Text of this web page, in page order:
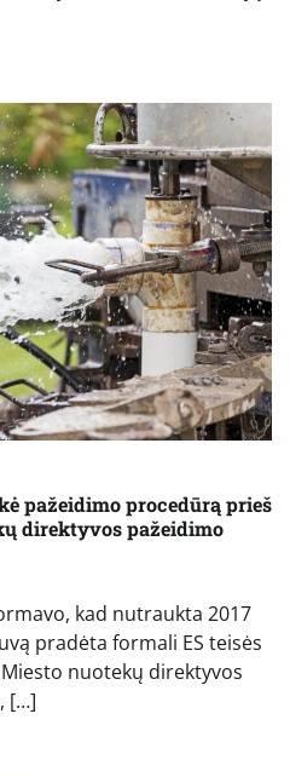
pažeidimo procedūrą prieš
direktyvos pažeidimo
kad nutraukta 2017
pradėta formali ES teisės
nuotekų direktyvos
[…]